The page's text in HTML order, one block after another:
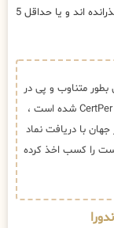
را گذرانده اند و یا حداقل 5
از سال 2017 به بعد و به مدت 4 سال بطور متناوب و پی در
پی موفق به کسب رتبه برتر کیفیت آموزش از موسسه CertPer شده است ،
در سراسر جهان با دریافت نماد
نخست را کسب اخذ کرده